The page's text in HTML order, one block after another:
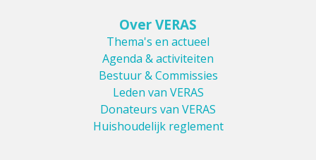
Over VERAS
Thema's en actueel
Agenda & activiteiten
Bestuur & Commissies
Leden van VERAS
Donateurs van VERAS
Huishoudelijk reglement